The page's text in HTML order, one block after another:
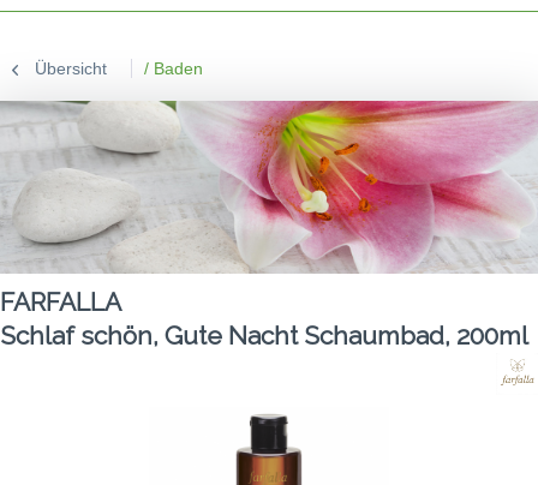
Übersicht / Baden
FARFALLA
Schlaf schön, Gute Nacht Schaumbad, 200ml